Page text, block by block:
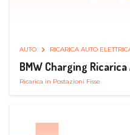
AUTO RICARICA AUTO
BMW Charging
Ricarica in Postazioni Fisse